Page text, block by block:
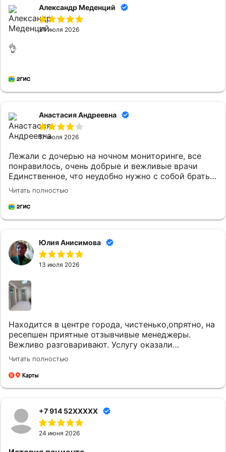
Александр Меденций
31 июля 2026
👌
Анастасия Андреевна
17 июля 2026
Лежали с дочерью на ночном мониторинге, все
понравилось, очень добрые и вежливые врачи
Единственное, что неудобно нужно с собой брать
постельное белье и маленькому ребенку
кипяченую воду
Читать полностью
Юлия Анисимова
13 июля 2026
Находится в центре города, чистенько,опрятно, на
ресепшен приятные отзывчивые менеджеры.
Вежливо разговаривают. Услугу оказали
качественно и вовремя. Однозначно придем еще.
Читать полностью
+7 914 52XXXXX
24 июня 2026